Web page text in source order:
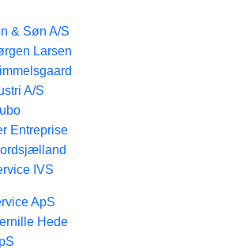
& Søn A/S
Larsen
A/S
Entreprise
IVS
ApS
Hede